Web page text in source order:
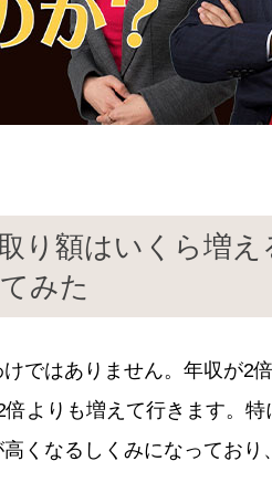
り額はいくら増え
みた
ではありません。年収が2
よりも増えて行きます。
くなるしくみになっており